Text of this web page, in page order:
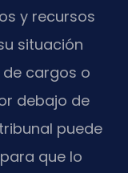
y recursos
situación
cargos o
debajo de
puede
que lo